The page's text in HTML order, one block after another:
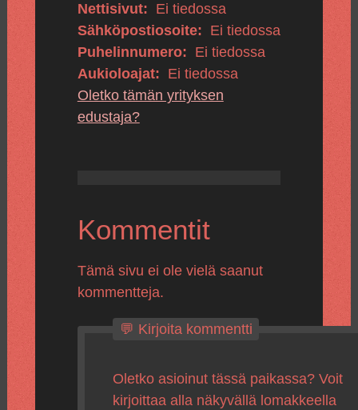
Nettisivut: Ei tiedossa
Sähköpostiosoite: Ei tiedossa
Puhelinnumero: Ei tiedossa
Aukioloajat: Ei tiedossa
Oletko tämän yrityksen
edustaja?
Kommentit
Tämä sivu ei ole vielä saanut
kommentteja.
💬 Kirjoita kommentti
Oletko asioinut tässä paikassa? Voit
kirjoittaa alla näkyvällä lomakkeella